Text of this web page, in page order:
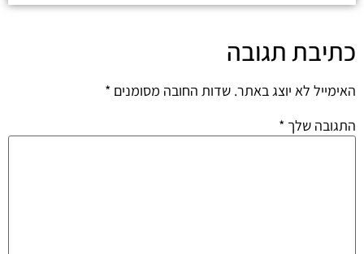
כתיבת תגובה
האימייל לא יוצג באתר. שדות החובה מסומנים *
התגובה שלך *